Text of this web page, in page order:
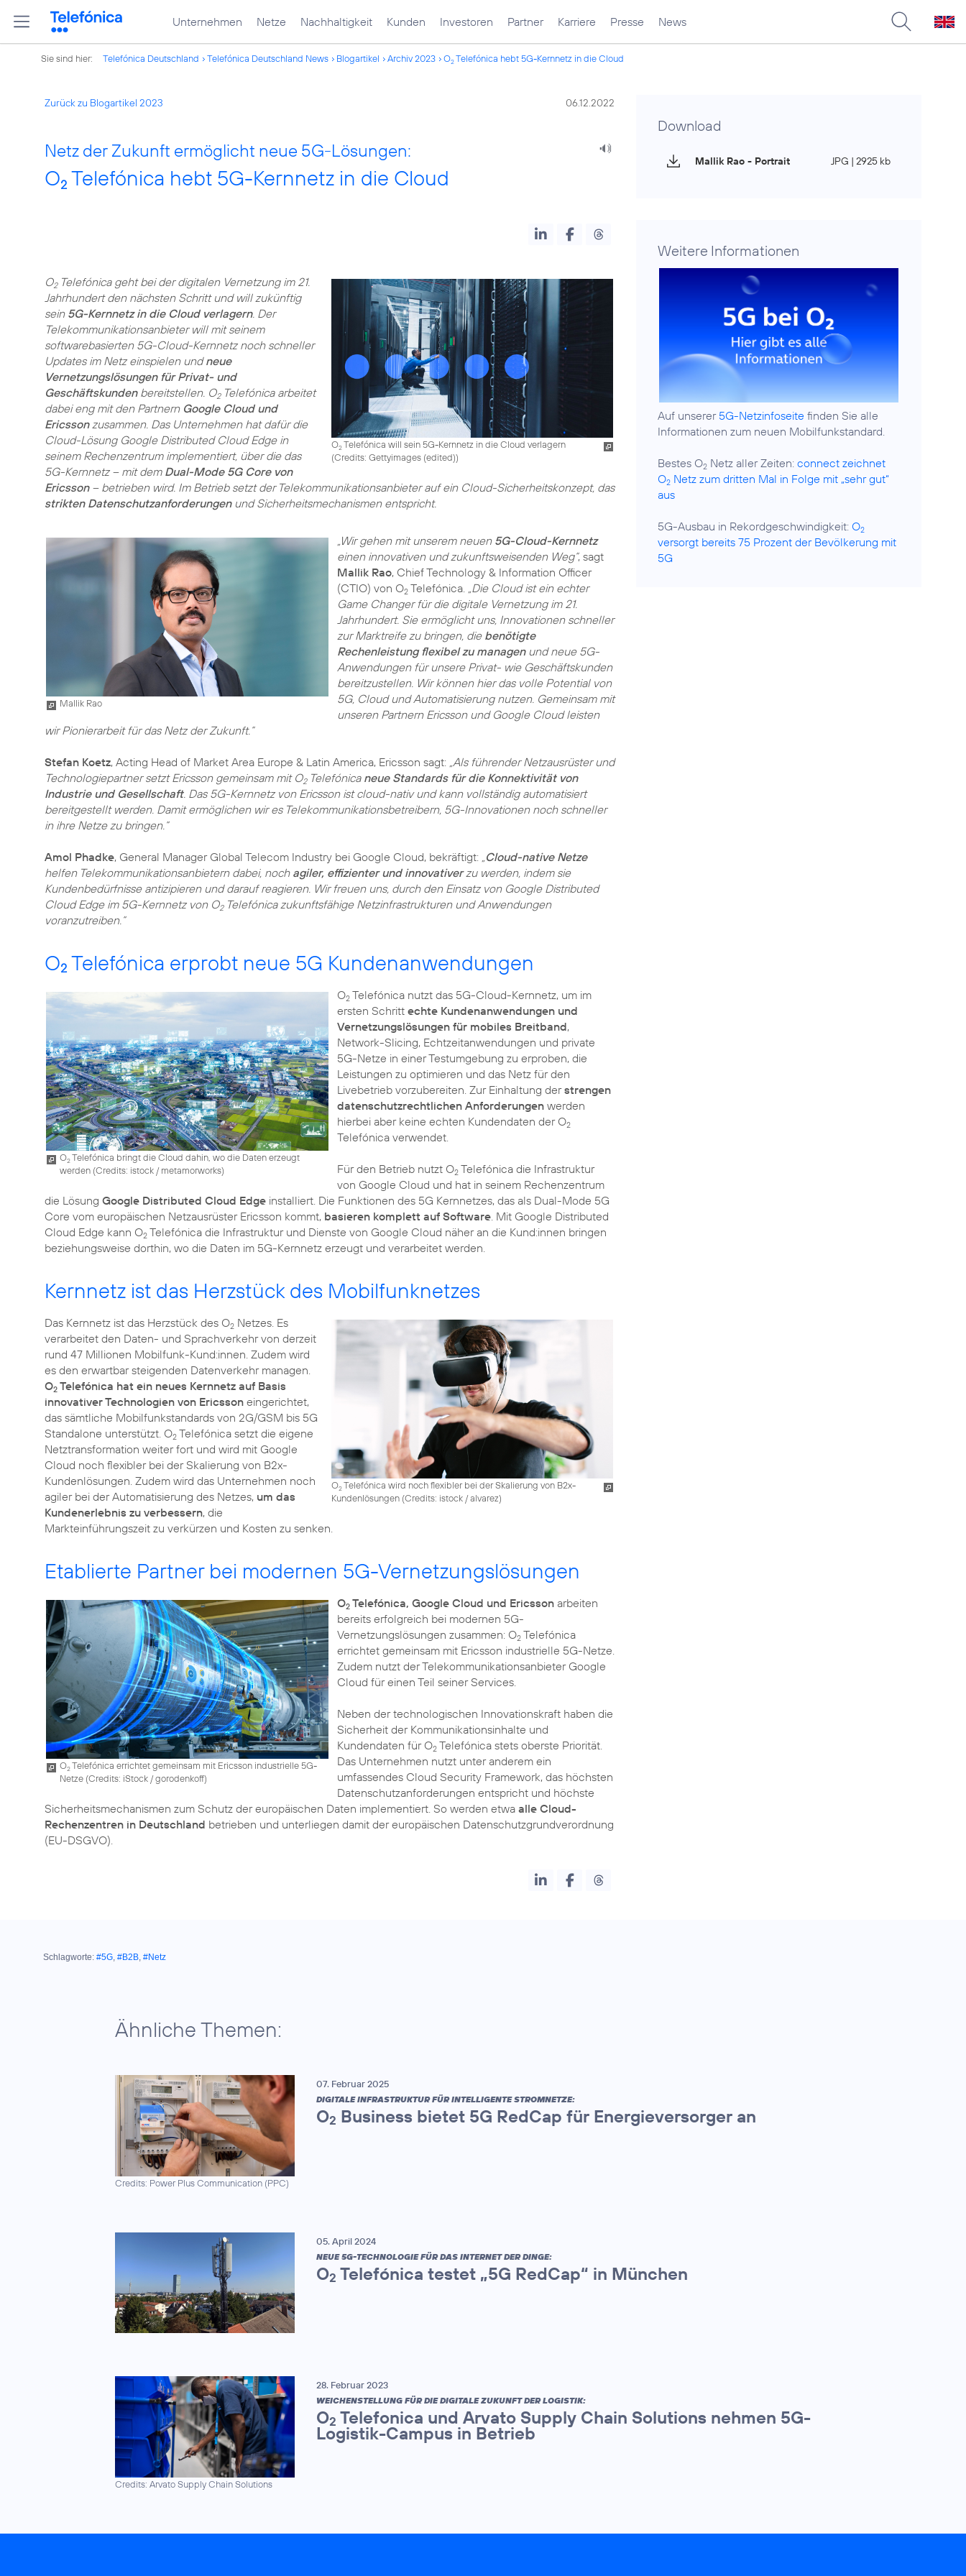
Unternehmen Netze Nachhaltigkeit Kunden Investoren Partner Karriere Presse News
Sie sind hier: Telefónica Deutschland Telefónica Deutschland News Blogartikel Archiv 2023 O2Telefónica hebt 5G-Kernnetz in die Cloud
Zurück zu Blogartikel 2023 06.12.2022
Netz der Zukunft ermöglicht neue 5G-Lösungen:
O2 Telefónica hebt 5G-Kernnetz in die Cloud
O2Telefónica will sein 5G-Kernnetz in die Cloud verlagern
(Credits: Gettyimages (edited))
O2Telefónica geht bei der digitalen Vernetzung im 21.
Jahrhundert den nächsten Schritt und will zukünftig
sein 5G-Kernnetz in die Cloud verlagern. Der
Telekommunikationsanbieter will mit seinem
softwarebasierten 5G-Cloud-Kernnetz noch schneller
Updates im Netz einspielen undneue
Vernetzungslösungen für Privat- und
Geschäftskundenbereitstellen. O2Telefónica arbeitet
dabei eng mit den Partnern Google Cloud und
Ericssonzusammen. Das Unternehmen hat dafür die
Cloud-Lösung Google Distributed Cloud Edge in
seinem Rechenzentrum implementiert, über die das
5G-Kernnetz – mit dem Dual-Mode 5G Core von
Ericsson– betrieben wird. Im Betrieb setzt der Telekommunikationsanbieter auf ein Cloud-Sicherheitskonzept, das
strikten Datenschutzanforderungenund Sicherheitsmechanismen entspricht.
Mallik Rao
„Wir gehen mit unserem neuen 5G-Cloud-Kernnetz
einen innovativen und zukunftsweisenden Weg“, sagt
Mallik Rao, Chief Technology & Information Officer
(CTIO) von O2Telefónica. „Die Cloud ist ein echter
Game Changer für die digitale Vernetzung im 21.
Jahrhundert. Sie ermöglicht uns, Innovationen schneller
zur Marktreife zu bringen, die benötigte
Rechenleistung flexibel zu managenund neue 5G-
Anwendungen für unsere Privat- wie Geschäftskunden
bereitzustellen. Wir können hier das volle Potential von
5G, Cloud und Automatisierung nutzen. Gemeinsam mit
unseren Partnern Ericsson und Google Cloud leisten
wir Pionierarbeit für das Netz der Zukunft.“
Stefan Koetz, Acting Head of Market Area Europe & Latin America, Ericsson sagt: „Als führender Netzausrüster und
Technologiepartner setzt Ericsson gemeinsam mit O2Telefónica neue Standards für die Konnektivität von
Industrie und Gesellschaft. Das 5G-Kernnetz von Ericsson ist cloud-nativ und kann vollständig automatisiert
bereitgestellt werden. Damit ermöglichen wir es Telekommunikationsbetreibern, 5G-Innovationen noch schneller
in ihre Netze zu bringen.“
Amol Phadke, General Manager Global Telecom Industry bei Google Cloud, bekräftigt: „Cloud-native Netze
helfen Telekommunikationsanbietern dabei, noch agiler, effizienter und innovativerzu werden, indem sie
Kundenbedürfnisse antizipieren und darauf reagieren. Wir freuen uns, durch den Einsatz von Google Distributed
Cloud Edge im 5G-Kernnetz von O2Telefónica zukunftsfähige Netzinfrastrukturen und Anwendungen
voranzutreiben.“
O2 Telefónica erprobt neue 5G Kundenanwendungen
O2Telefónica bringt die Cloud dahin, wo die Daten erzeugt
werden (Credits: istock / metamorworks)
O2Telefónica nutzt das 5G-Cloud-Kernnetz, um im
ersten Schritt echte Kundenanwendungen und
Vernetzungslösungen für mobiles Breitband,
Network-Slicing, Echtzeitanwendungen und private
5G-Netze in einer Testumgebung zu erproben, die
Leistungen zu optimieren und das Netz für den
Livebetrieb vorzubereiten. Zur Einhaltung derstrengen
datenschutzrechtlichen Anforderungenwerden
hierbei aber keine echten Kundendaten der O2
Telefónica verwendet.
Für den Betrieb nutzt O2Telefónica die Infrastruktur
von Google Cloud und hat in seinem Rechenzentrum
die Lösung Google Distributed Cloud Edge installiert. Die Funktionen des 5G Kernnetzes, das als Dual-Mode 5G
Core vom europäischen Netzausrüster Ericsson kommt, basieren komplett auf Software. Mit Google Distributed
Cloud Edge kann O2 Telefónica die Infrastruktur und Dienste von Google Cloud näher an die Kund:innen bringen
beziehungsweise dorthin, wo die Daten im 5G-Kernnetz erzeugt und verarbeitet werden.
Kernnetz ist das Herzstück des Mobilfunknetzes
O2Telefónica wird noch flexibler bei der Skalierung von B2x-
Kundenlösungen (Credits: istock / alvarez)
Das Kernnetz ist das Herzstück des O2 Netzes. Es
verarbeitet den Daten- und Sprachverkehr von derzeit
rund 47 Millionen Mobilfunk-Kund:innen. Zudem wird
es den erwartbar steigenden Datenverkehr managen.
O2 Telefónica hat ein neues Kernnetz auf Basis
innovativer Technologien von Ericsson eingerichtet,
das sämtliche Mobilfunkstandards von 2G/GSM bis 5G
Standalone unterstützt. O2 Telefónica setzt die eigene
Netztransformation weiter fort und wird mit Google
Cloud noch flexibler bei der Skalierung von B2x-
Kundenlösungen. Zudem wird das Unternehmen noch
agiler bei der Automatisierung des Netzes, um das
Kundenerlebnis zu verbessern, die
Markteinführungszeit zu verkürzen und Kosten zu senken.
Etablierte Partner bei modernen 5G-Vernetzungslösungen
O2Telefónica errichtet gemeinsam mit Ericsson industrielle 5G-
Netze (Credits: iStock / gorodenkoff)
O2Telefónica, Google Cloud und Ericssonarbeiten
bereits erfolgreich bei modernen 5G-
Vernetzungslösungen zusammen: O2Telefónica
errichtet gemeinsam mit Ericsson industrielle 5G-Netze.
Zudem nutzt der Telekommunikationsanbieter Google
Cloud für einen Teil seiner Services.
Neben der technologischen Innovationskraft haben die
Sicherheit der Kommunikationsinhalte und
Kundendaten für O2Telefónica stets oberste Priorität.
Das Unternehmen nutzt unter anderem ein
umfassendes Cloud Security Framework, das höchsten
Datenschutzanforderungen entspricht und höchste
Sicherheitsmechanismen zum Schutz der europäischen Daten implementiert. So werden etwa alle Cloud-
Rechenzentren in Deutschland betrieben und unterliegen damit der europäischen Datenschutzgrundverordnung
(EU-DSGVO).
Download
Mallik Rao - Portrait JPG | 2925 kb
Weitere Informationen
Auf unserer 5G-Netzinfoseite finden Sie alle
Informationen zum neuen Mobilfunkstandard.
Bestes O2 Netz aller Zeiten:connect zeichnet
O2 Netz zum dritten Mal in Folge mit „sehr gut“
aus
5G-Ausbau in Rekordgeschwindigkeit:O2
versorgt bereits 75 Prozent der Bevölkerung mit
5G
Schlagworte: #5G, #B2B, #Netz
Ähnliche Themen:
Credits: Power Plus Communication (PPC)
07. Februar 2025
DIGITALE INFRASTRUKTUR FÜR INTELLIGENTE STROMNETZE:
O2 Business bietet 5G RedCap für Energieversorger an
05. April 2024
NEUE 5G-TECHNOLOGIE FÜR DAS INTERNET DER DINGE:
O2 Telefónica testet „5G RedCap“ in München
Credits: Arvato Supply Chain Solutions
28. Februar 2023
WEICHENSTELLUNG FÜR DIE DIGITALE ZUKUNFT DER LOGISTIK:
O2 Telefonica und Arvato Supply Chain Solutions nehmen 5G-
Logistik-Campus in Betrieb